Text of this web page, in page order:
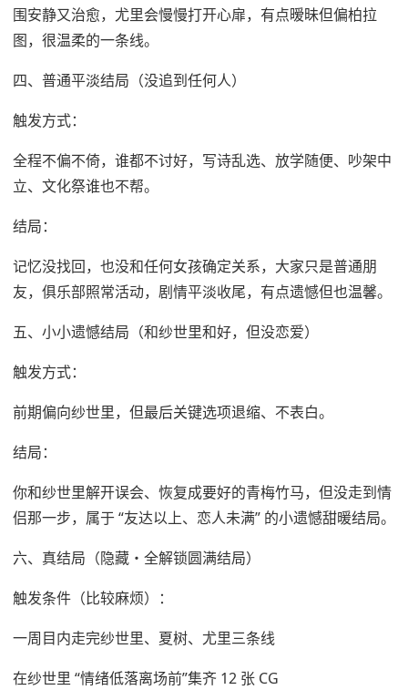
围安静又治愈，尤里会慢慢打开心扉，有点暧昧但偏柏拉
图，很温柔的一条线。
四、普通平淡结局（没追到任何人）
触发方式：
全程不偏不倚，谁都不讨好，写诗乱选、放学随便、吵架中
立、文化祭谁也不帮。
结局：
记忆没找回，也没和任何女孩确定关系，大家只是普通朋
友，俱乐部照常活动，剧情平淡收尾，有点遗憾但也温馨。
五、小小遗憾结局（和纱世里和好，但没恋爱）
触发方式：
前期偏向纱世里，但最后关键选项退缩、不表白。
结局：
你和纱世里解开误会、恢复成要好的青梅竹马，但没走到情
侣那一步，属于 “友达以上、恋人未满” 的小遗憾甜暖结局。
六、真结局（隐藏・全解锁圆满结局）
触发条件（比较麻烦）：
一周目内走完纱世里、夏树、尤里三条线
在纱世里 “情绪低落离场前”集齐 12 张 CG